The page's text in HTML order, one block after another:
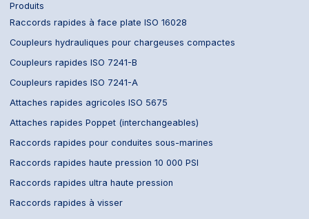
Produits
Raccords rapides à face plate ISO 16028
Coupleurs hydrauliques pour chargeuses compactes
Coupleurs rapides ISO 7241-B
Coupleurs rapides ISO 7241-A
Attaches rapides agricoles ISO 5675
Attaches rapides Poppet (interchangeables)
Raccords rapides pour conduites sous-marines
Raccords rapides haute pression 10 000 PSI
Raccords rapides ultra haute pression
Raccords rapides à visser